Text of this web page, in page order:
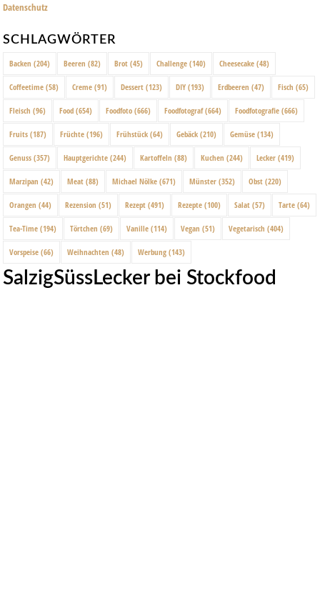
Datenschutz
SCHLAGWÖRTER
Backen (204) Beeren (82) Brot (45) Challenge (140) Cheesecake (48)
Coffeetime (58) Creme (91) Dessert (123) DIY (193) Erdbeeren (47) Fisch (65)
Fleisch (96) Food (654) Foodfoto (666) Foodfotograf(664) Foodfotografie (666)
Fruits (187) Früchte (196) Frühstück (64) Gebäck (210) Gemüse (134)
Genuss (357) Hauptgerichte (244) Kartoffeln (88) Kuchen (244) Lecker (419)
Marzipan (42) Meat (88) Michael Nölke (671) Münster (352) Obst (220)
Orangen (44) Rezension (51) Rezept (491) Rezepte (100) Salat (57) Tarte (64)
Tea-Time (194) Törtchen (69) Vanille (114) Vegan (51) Vegetarisch (404)
Vorspeise (66) Weihnachten (48) Werbung (143)
SalzigSüssLecker bei Stockfood